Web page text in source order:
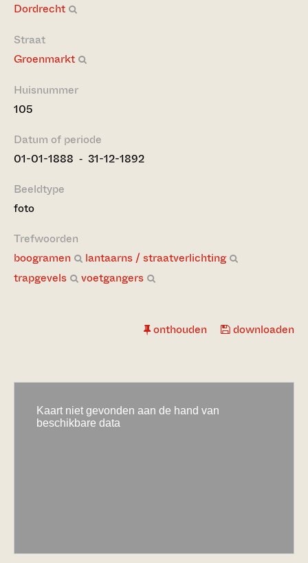
Dordrecht
Straat
Groenmarkt
Huisnummer
105
Datum of periode
01-01-1888 ‐ 31-12-1892
Beeldtype
foto
Trefwoorden
boogramen
lantaarns / straatverlichting
trapgevels
voetgangers
onthouden downloaden